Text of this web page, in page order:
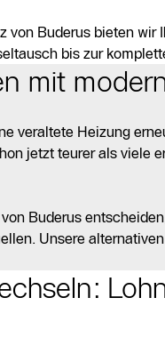
Buderus bieten
bis zur
mit
veraltete Heizung
jetzt teurer als viele
Buderus
Unsere